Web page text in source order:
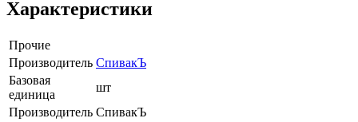
Характеристики
Прочие
Производитель СпивакЪ
Базовая
единица
шт
Производитель СпивакЪ